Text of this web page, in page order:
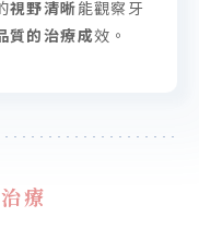
視野清晰能觀察牙
質的治療成效。
療